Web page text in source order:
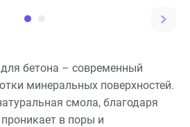
бетона – современный
минеральных поверхностей.
смола, благодаря
в поры и